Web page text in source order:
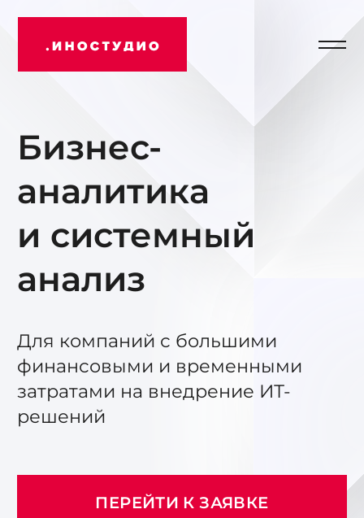
Иностудио
Бизнес-
аналитика
и системный
анализ
Для компаний с большими
финансовыми и временными
затратами на внедрение ИТ-
решений
ПЕРЕЙТИ К ЗАЯВКЕ